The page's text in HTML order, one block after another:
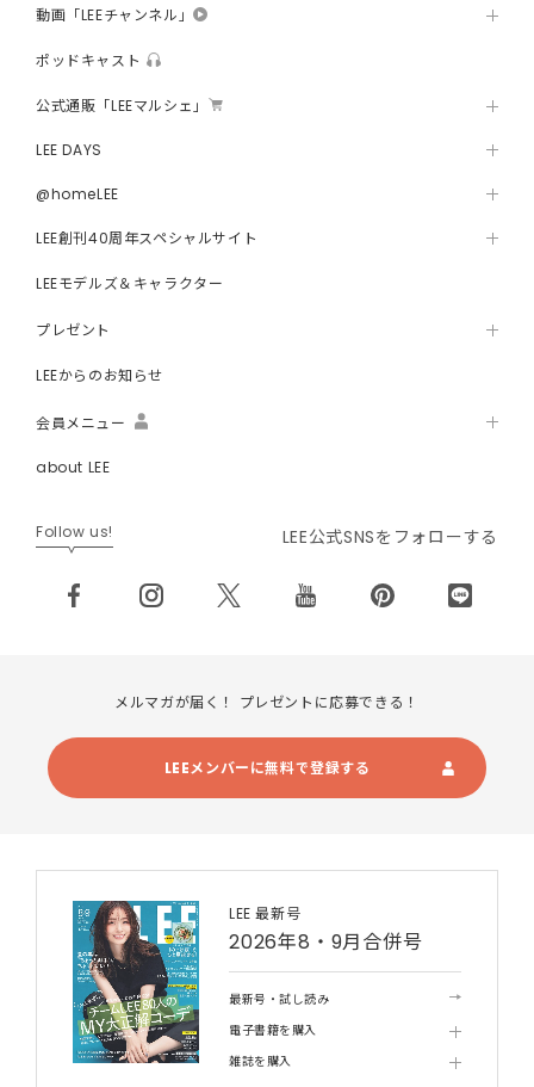
動画「LEEチャンネル」
ポッドキャスト
公式通販「LEEマルシェ」
LEE DAYS
@homeLEE
LEE創刊40周年スペシャルサイト
LEEモデルズ＆キャラクター
プレゼント
LEEからのお知らせ
会員メニュー
about LEE
Follow us! LEE公式SNSをフォローする
メルマガが届く！ プレゼントに応募できる！
LEEメンバーに無料で登録する
LEE 最新号
2026年8・9月合併号
最新号・試し読み
電子書籍を購入
雑誌を購入